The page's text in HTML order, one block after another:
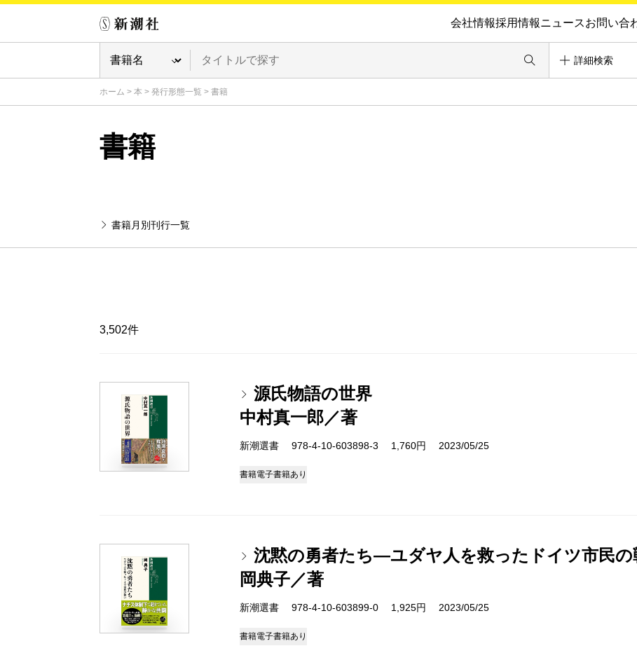
会社情報採用情報ニュースお問い合
詳細検索
ホーム > 本 > 発行形態一覧 > 書籍
書籍
書籍月別刊行一覧
3,502件
源氏物語の世界
中村真一郎／著
新潮選書 978-4-10-603898-3 1,760円 2023/05/25
書籍電子書籍あり
沈黙の勇者たち―ユダヤ人を救ったドイツ市民
岡典子／著
新潮選書 978-4-10-603899-0 1,925円 2023/05/25
書籍電子書籍あり